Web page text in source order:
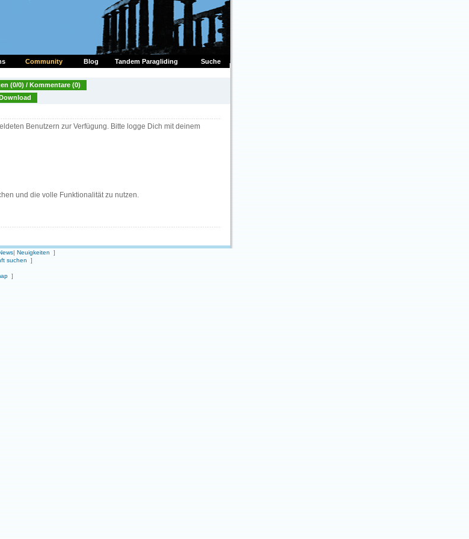
Suche
Community Blog Tandem Paragliding
(0/0) / Kommentare (0)
Benutzern zur Verfügung. Bitte logge Dich mit deinem
und die volle Funktionalität zu nutzen.
| Neuigkeiten ]
suchen ]
]